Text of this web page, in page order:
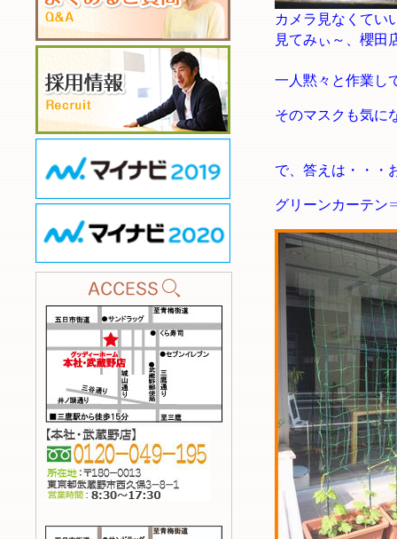
カメラ見なくてい
見てみぃ～、櫻田
一人黙々と作業し
そのマスクも気に
で、答えは・・・
グリーンカーテン